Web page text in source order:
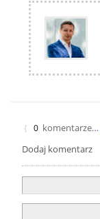
{ 0 komentarze…
Dodaj komentarz